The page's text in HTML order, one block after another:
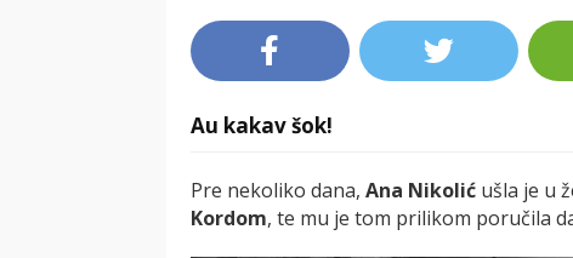
Au kakav šok!
Pre nekoliko dana, Ana Nikolić ušla je u
Kordom, te mu je tom prilikom poručila